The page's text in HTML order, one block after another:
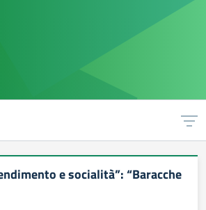
e socialità”: “Baracche